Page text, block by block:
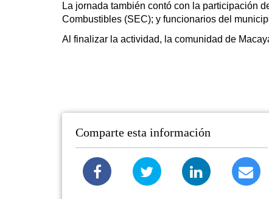
La jornada también contó con la participación
Combustibles (SEC); y funcionarios del
Al finalizar la actividad, la comunidad de
Comparte esta información